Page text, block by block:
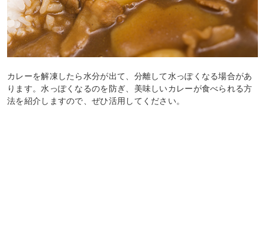
カレーを解凍したら水分が出て、分離して水っぽくなる場合があ
ります。水っぽくなるのを防ぎ、美味しいカレーが食べられる方
法を紹介しますので、ぜひ活用してください。